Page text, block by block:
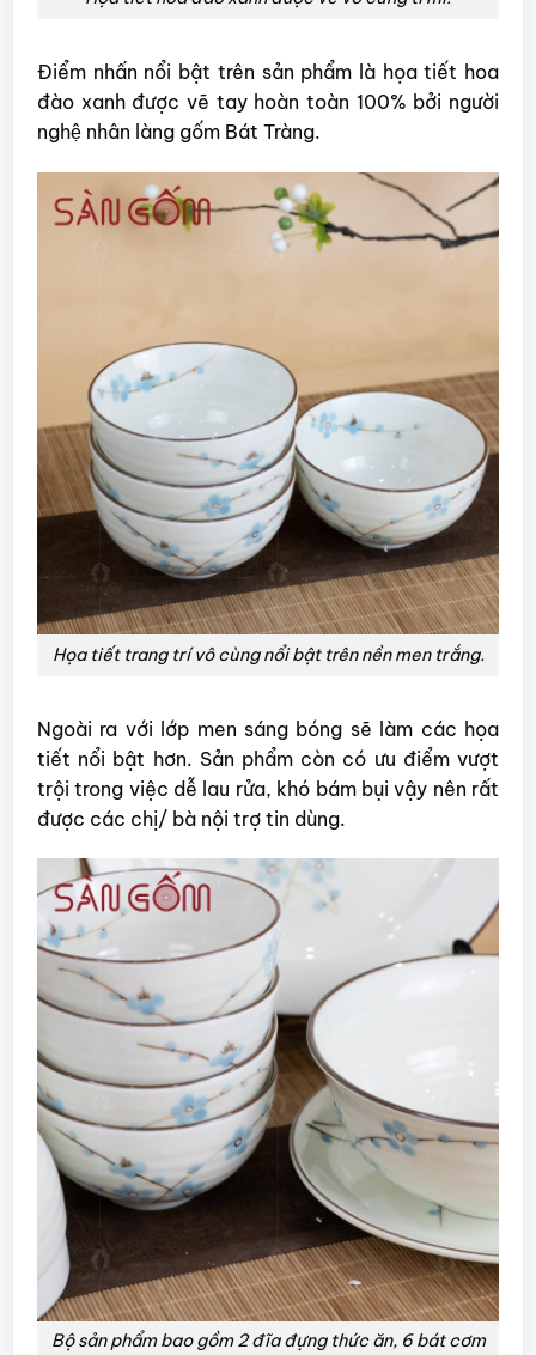
Điểm nhấn nổi bật trên sản phẩm là họa tiết hoa
đào xanh được vẽ tay hoàn toàn 100% bởi người
nghệ nhân làng gốm Bát Tràng.
Họa tiết trang trí vô cùng nổi bật trên nền men trắng.
Ngoài ra với lớp men sáng bóng sẽ làm các họa
tiết nổi bật hơn. Sản phẩm còn có ưu điểm vượt
trội trong việc dễ lau rửa, khó bám bụi vậy nên rất
được các chị/ bà nội trợ tin dùng.
Bộ sản phẩm bao gồm 2 đĩa đựng thức ăn, 6 bát cơm